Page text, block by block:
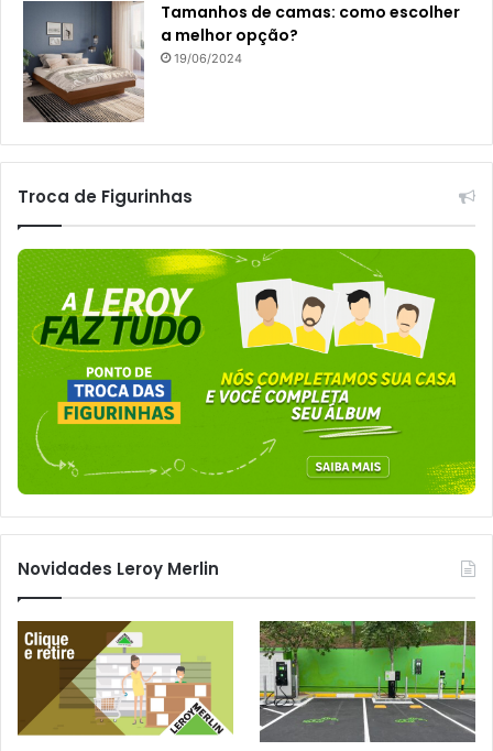
Tamanhos de camas: como escolher
a melhor opção?
19/06/2024
Troca de Figurinhas
Novidades Leroy Merlin